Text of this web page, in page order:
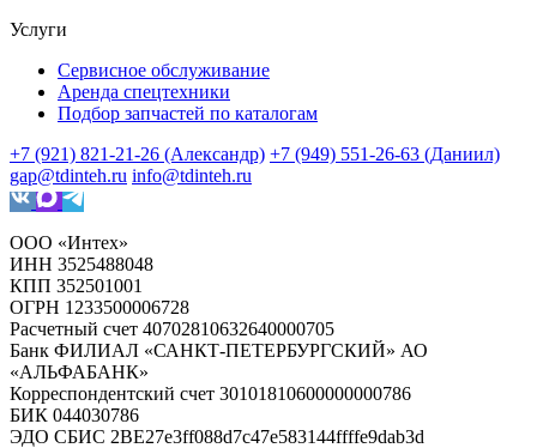
Услуги
Сервисное обслуживание
Аренда спецтехники
Подбор запчастей по каталогам
+7 (921) 821-21-26 (Александр) +7 (949) 551-26-63 (Даниил)
gap@tdinteh.ru info@tdinteh.ru
ООО «Интех»
ИНН 3525488048
КПП 352501001
ОГРН 1233500006728
Расчетный счет 40702810632640000705
Банк ФИЛИАЛ «САНКТ-ПЕТЕРБУРГСКИЙ» АО
«АЛЬФАБАНК»
Корреспондентский счет 30101810600000000786
БИК 044030786
ЭДО СБИС 2BE27e3ff088d7c47e583144ffffe9dab3d